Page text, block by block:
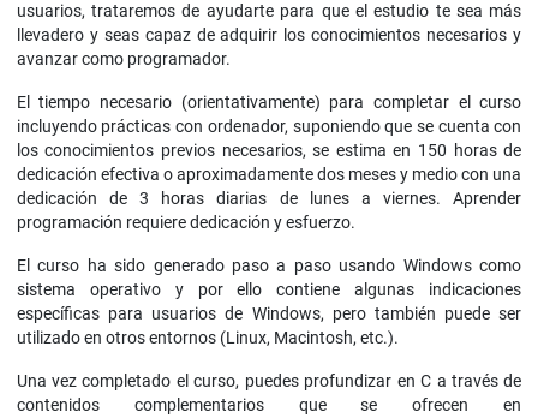
usuarios, trataremos de ayudarte para que el estudio te sea más
llevadero y seas capaz de adquirir los conocimientos necesarios y
avanzar como programador.
El tiempo necesario (orientativamente) para completar el curso
incluyendo prácticas con ordenador, suponiendo que se cuenta con
los conocimientos previos necesarios, se estima en 150 horas de
dedicación efectiva o aproximadamente dos meses y medio con una
dedicación de 3 horas diarias de lunes a viernes. Aprender
programación requiere dedicación y esfuerzo.
El curso ha sido generado paso a paso usando Windows como
sistema operativo y por ello contiene algunas indicaciones
específicas para usuarios de Windows, pero también puede ser
utilizado en otros entornos (Linux, Macintosh, etc.).
Una vez completado el curso, puedes profundizar en C a través de
contenidos complementarios que se ofrecen en